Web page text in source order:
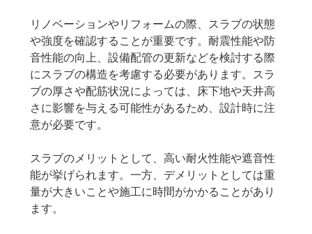
リノベーションやリフォームの際、スラブの状態
や強度を確認することが重要です。耐震性能や防
音性能の向上、設備配管の更新などを検討する際
にスラブの構造を考慮する必要があります。スラ
ブの厚さや配筋状況によっては、床下地や天井高
さに影響を与える可能性があるため、設計時に注
意が必要です。
スラブのメリットとして、高い耐火性能や遮音性
能が挙げられます。一方、デメリットとしては重
量が大きいことや施工に時間がかかることがあり
ます。